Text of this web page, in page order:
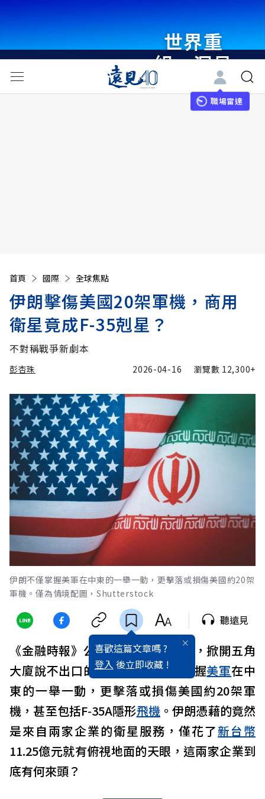
世界重
組・洞見
未來 與
世界領袖
職場雷達
首頁 國際 全球焦點
伊朗擊傷美國20架軍機，商用
衛星竟成F-35剋星？
不對稱戰爭新劇本
彭杏珠 2026-04-16 瀏覽數 12,300+
伊朗不僅掌握美軍在中東的一舉一動，更擊落或損傷美國約20架
軍機。僅為情境配圖，Shutterstock
喜歡這篇文章嗎 ?
登入 後立即收藏 !
聽遠見
《金融時報》公布的幾張衛星照片，掀開五角
大廈說不出口的祕密：伊朗不僅掌握美軍在中
東的一舉一動，更擊落或損傷美國約20架軍
機，甚至包括F‑35A隱形飛機。伊朗憑藉的竟然
是來自兩家企業的衛星服務，僅花了新台幣
11.25億元就有俯視地面的天眼，這兩家企業到
底有何來頭？